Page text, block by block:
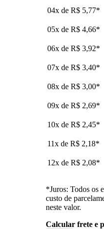
04x de R$ 5,77*
05x de R$ 4,66*
06x de R$ 3,92*
07x de R$ 3,40*
08x de R$ 3,00*
09x de R$ 2,69*
10x de R$ 2,45*
11x de R$ 2,18*
12x de R$ 2,08*
*Juros: Todos os
custo de
neste valor.
Calcular frete e